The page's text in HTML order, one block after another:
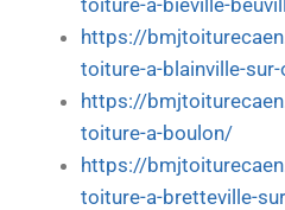
toiture-a-bieville-
https://
toiture-a-blainville-
https://
toiture-a-boulon/
https://
toiture-a-bretteville-